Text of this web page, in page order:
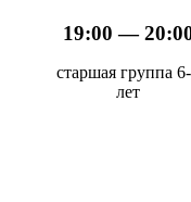
19:00 —
старшая группа
лет